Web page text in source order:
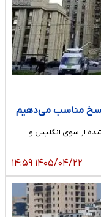
مناسب می‌دهیم
شده از سوی انگلیس و
۱۴۰۵/۰۴/۲۲ ۱۴:۵۹